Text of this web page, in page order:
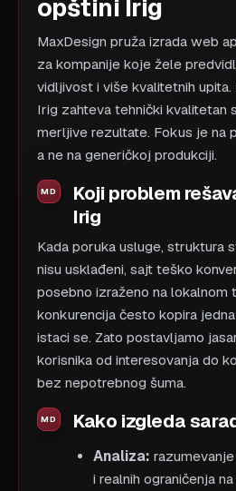
opštini Irig
MaxDesign pruža izrada web
za kompanije koje žele
vidljivost i više kvalitetnih
Irig zahteva tehnički kvalitetan
merljive rezultate. Fokus je na
a ne na generičkoj produkciji.
Koji problem
Irig
Kada poruka usluge, struktura
nisu usklađeni, sajt teško
posebno izraženo na lokalnom
konkurencija često kopira
istaci se. Zato postavljamo
korisnika od interesovanja do
bez nepotrebnog šuma.
Kako izgleda
Analiza:
i realnih ograničenja